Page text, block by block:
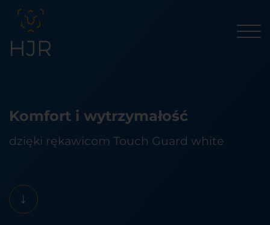
Komfort i wytrzymałość
dzięki rękawicom Touch Guard white